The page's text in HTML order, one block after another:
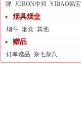
牌 JOBON中邦 YIBAO易宝
烟具烟盒
烟斗 烟盒 其他
赠品
订单赠品 杂七杂八